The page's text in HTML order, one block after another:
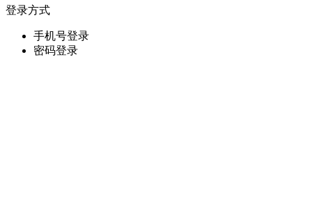
登录方式
手机号登录
密码登录